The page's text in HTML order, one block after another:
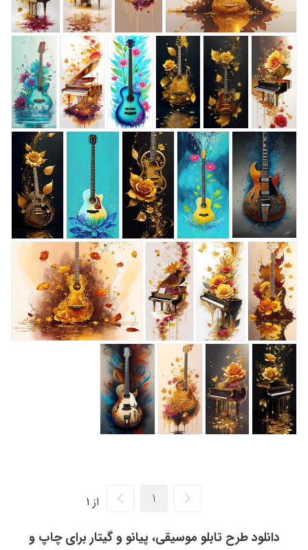
از 1
دانلود طرح تابلو موسیقی، پیانو و گیتار برای چاپ و